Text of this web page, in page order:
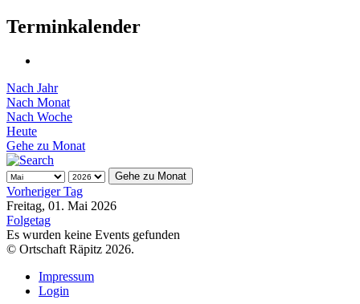
Terminkalender
Nach Jahr
Nach Monat
Nach Woche
Heute
Gehe zu Monat
Gehe zu Monat
Vorheriger Tag
Freitag, 01. Mai 2026
Folgetag
Es wurden keine Events gefunden
© Ortschaft Räpitz 2026.
Impressum
Login